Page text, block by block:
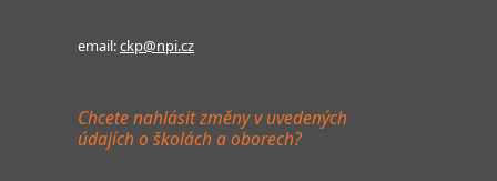
email:ckp@npi.cz
Chcete nahlásit změny v uvedených
údajích o školách a oborech?